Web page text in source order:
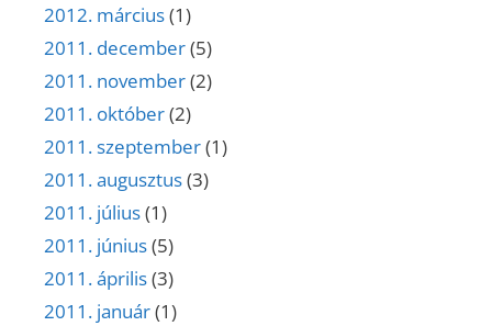
2012. március(1)
2011. december(5)
2011. november(2)
2011. október(2)
2011. szeptember(1)
2011. augusztus(3)
2011. július(1)
2011. június(5)
2011. április(3)
2011. január(1)